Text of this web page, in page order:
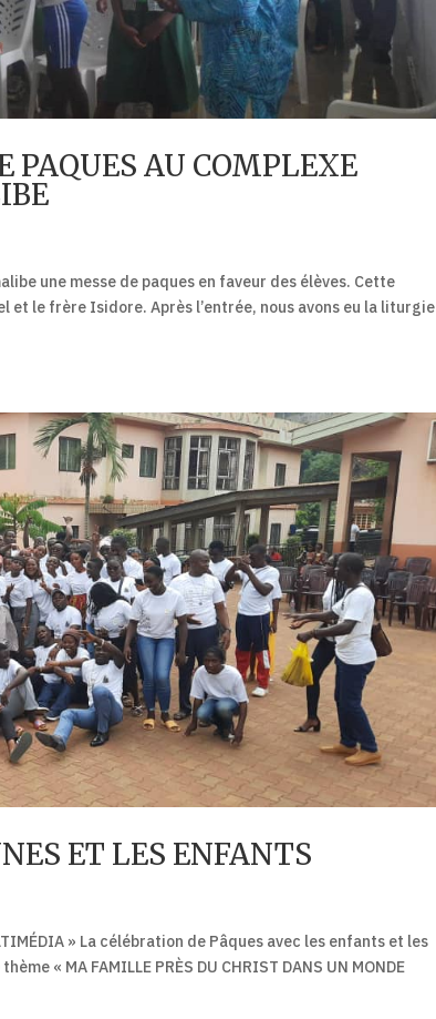
PAQUES AU COMPLEXE
une messe de paques en faveur des élèves. Cette
et le frère Isidore. Après l’entrée, nous avons eu la liturgie
ET LES ENFANTS
» La célébration de Pâques avec les enfants et les
« MA FAMILLE PRÈS DU CHRIST DANS UN MONDE